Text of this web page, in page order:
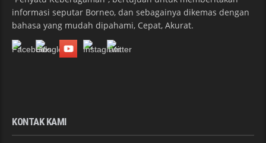
informasi seputar Borneo, dan sebagainya dikemas dengan
bahasa yang mudah dipahami, Cepat, Akurat.
KONTAK KAMI